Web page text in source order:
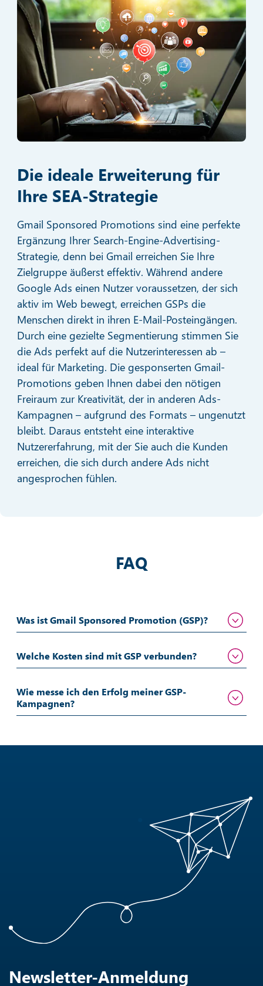
Die ideale Erweiterung für
Ihre SEA-Strategie
Gmail Sponsored Promotions sind eine perfekte
Ergänzung Ihrer Search-Engine-Advertising-
Strategie, denn bei Gmail erreichen Sie Ihre
Zielgruppe äußerst effektiv. Während andere
Google Ads einen Nutzer voraussetzen, der sich
aktiv im Web bewegt, erreichen GSPs die
Menschen direkt in ihren E-Mail-Posteingängen.
Durch eine gezielte Segmentierung stimmen Sie
die Ads perfekt auf die Nutzerinteressen ab –
ideal für Marketing. Die gesponserten Gmail-
Promotions geben Ihnen dabei den nötigen
Freiraum zur Kreativität, der in anderen Ads-
Kampagnen – aufgrund des Formats – ungenutzt
bleibt. Daraus entsteht eine interaktive
Nutzererfahrung, mit der Sie auch die Kunden
erreichen, die sich durch andere Ads nicht
angesprochen fühlen.
FAQ
Was ist Gmail Sponsored Promotion (GSP)?
Welche Kosten sind mit GSP verbunden?
Wie messe ich den Erfolg meiner GSP-
Kampagnen?
Newsletter-Anmeldung